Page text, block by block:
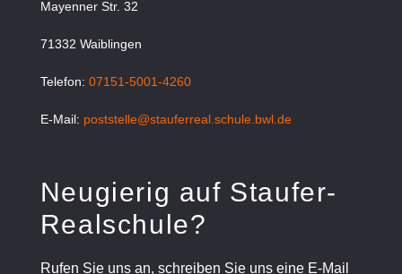
Mayenner Str. 32
71332 Waiblingen
Telefon: 07151-5001-4260
E-Mail: poststelle@stauferreal.schule.bwl.de
Neugierig auf Staufer-
Realschule?
Rufen Sie uns an, schreiben Sie uns eine E-Mail